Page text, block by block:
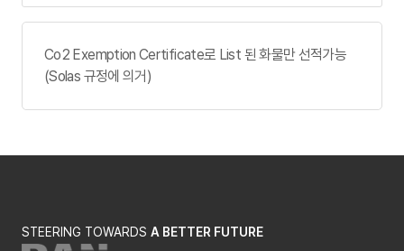
Co2 Exemption Certificate로 List 된 화물만 선적가능
(Solas 규정에 의거)
STEERING TOWARDS A BETTER FUTURE